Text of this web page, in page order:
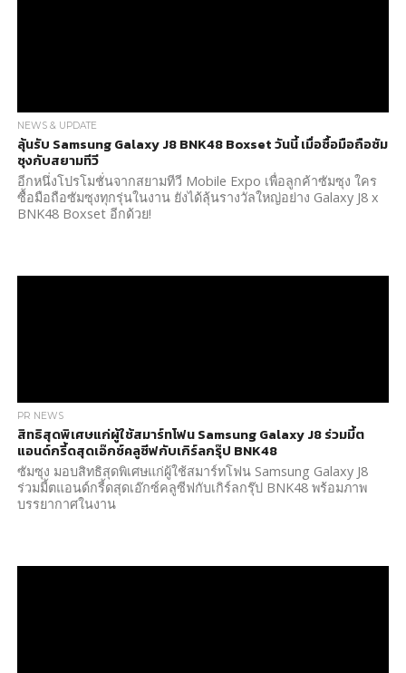
NEWS & UPDATE
ลุ้นรับ Samsung Galaxy J8 BNK48 Boxset วันนี้ เมื่อซื้อมือถือซัม
ซุงกับสยามทีวี
อีกหนึ่งโปรโมชั่นจากสยามทีวี Mobile Expo เพื่อลูกค้าซัมซุง ใคร
ซื้อมือถือซัมซุงทุกรุ่นในงาน ยังได้ลุ้นรางวัลใหญ่อย่าง Galaxy J8 x
BNK48 Boxset อีกด้วย!
PR NEWS
สิทธิสุดพิเศษแก่ผู้ใช้สมาร์ทโฟน Samsung Galaxy J8 ร่วมมี้ต
แอนด์กรี้ดสุดเอ๊กซ์คลูซีฟกับเกิร์ลกรุ๊ป BNK48
ซัมซุง มอบสิทธิสุดพิเศษแก่ผู้ใช้สมาร์ทโฟน Samsung Galaxy J8
ร่วมมี้ตแอนด์กรี้ดสุดเอ๊กซ์คลูซีฟกับเกิร์ลกรุ๊ป BNK48 พร้อมภาพ
บรรยากาศในงาน